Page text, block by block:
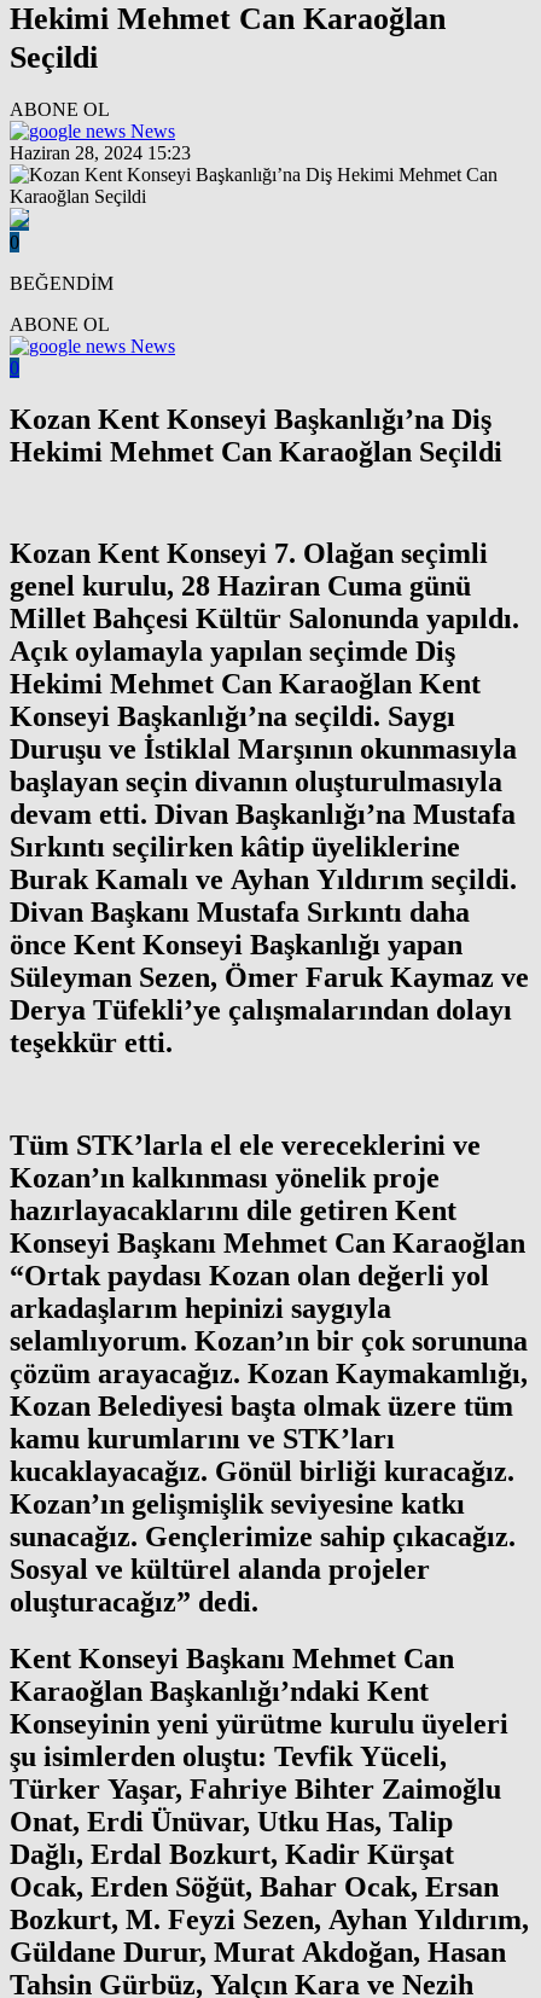
Hekimi Mehmet Can Karaoğlan
Seçildi
ABONE OL
News
Haziran 28, 2024 15:23
0
BEĞENDİM
ABONE OL
News
0
Kozan Kent Konseyi Başkanlığı’na Diş
Hekimi Mehmet Can Karaoğlan Seçildi
Kozan Kent Konseyi 7. Olağan seçimli
genel kurulu, 28 Haziran Cuma günü
Millet Bahçesi Kültür Salonunda yapıldı.
Açık oylamayla yapılan seçimde Diş
Hekimi Mehmet Can Karaoğlan Kent
Konseyi Başkanlığı’na seçildi. Saygı
Duruşu ve İstiklal Marşının okunmasıyla
başlayan seçin divanın oluşturulmasıyla
devam etti. Divan Başkanlığı’na Mustafa
Sırkıntı seçilirken kâtip üyeliklerine
Burak Kamalı ve Ayhan Yıldırım seçildi.
Divan Başkanı Mustafa Sırkıntı daha
önce Kent Konseyi Başkanlığı yapan
Süleyman Sezen, Ömer Faruk Kaymaz ve
Derya Tüfekli’ye çalışmalarından dolayı
teşekkür etti.
Tüm STK’larla el ele vereceklerini ve
Kozan’ın kalkınması yönelik proje
hazırlayacaklarını dile getiren Kent
Konseyi Başkanı Mehmet Can Karaoğlan
“Ortak paydası Kozan olan değerli yol
arkadaşlarım hepinizi saygıyla
selamlıyorum. Kozan’ın bir çok sorununa
çözüm arayacağız. Kozan Kaymakamlığı,
Kozan Belediyesi başta olmak üzere tüm
kamu kurumlarını ve STK’ları
kucaklayacağız. Gönül birliği kuracağız.
Kozan’ın gelişmişlik seviyesine katkı
sunacağız. Gençlerimize sahip çıkacağız.
Sosyal ve kültürel alanda projeler
oluşturacağız” dedi.
Kent Konseyi Başkanı Mehmet Can
Karaoğlan Başkanlığı’ndaki Kent
Konseyinin yeni yürütme kurulu üyeleri
şu isimlerden oluştu: Tevfik Yüceli,
Türker Yaşar, Fahriye Bihter Zaimoğlu
Onat, Erdi Ünüvar, Utku Has, Talip
Dağlı, Erdal Bozkurt, Kadir Kürşat
Ocak, Erden Söğüt, Bahar Ocak, Ersan
Bozkurt, M. Feyzi Sezen, Ayhan Yıldırım,
Güldane Durur, Murat Akdoğan, Hasan
Tahsin Gürbüz, Yalçın Kara ve Nezih